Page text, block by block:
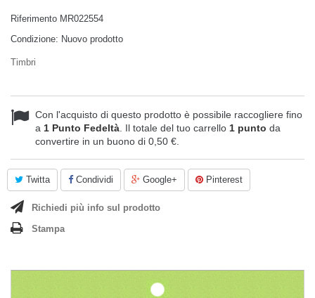
Riferimento MR022554
Condizione: Nuovo prodotto
Timbri
Con l'acquisto di questo prodotto è possibile raccogliere fino
a 1 Punto Fedeltà . Il totale del tuo carrello 1 punto da
convertire in un buono di 0,50 €
Twitta Condividi Google+ Pinterest
Richiedi più info sul prodotto
Stampa